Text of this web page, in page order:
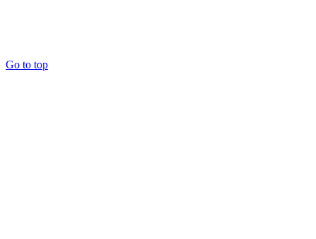
Go to top